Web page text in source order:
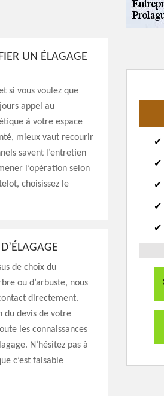
UN ÉLAGAGE
si vous voulez que
appel au
à votre espace
mieux vaut recourir
savent l’entretien
l’opération selon
choisissez le
de choix du
ou d’arbuste, nous
directement.
du devis de votre
les connaissances
N’hésitez pas à
c’est faisable